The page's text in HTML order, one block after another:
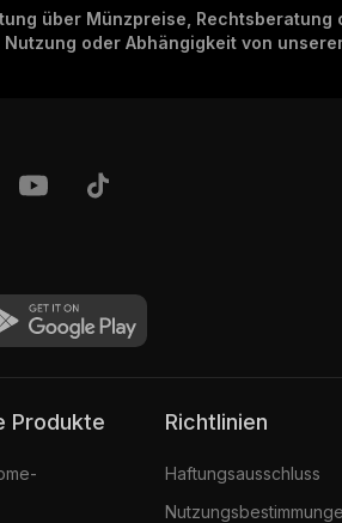
über Münzpreise, Rechtsberatung
oder Abhängigkeit von
Produkte Richtlinien
Haftungsausschluss